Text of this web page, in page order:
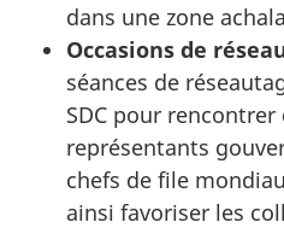
dans une zone
Occasions de
séances de
SDC pour
représentants
chefs de file
ainsi favoriser les